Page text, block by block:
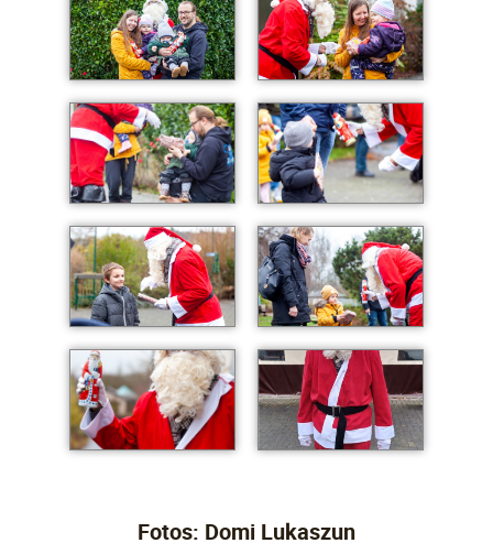
Fotos: Domi Lukaszun